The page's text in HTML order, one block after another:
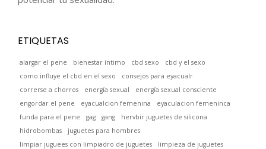
ETIQUETAS
alargar el pene bienestar íntimo cbd sexo
cbd y el sexo
como influye el cbd en el sexo
consejos para eyacualr
correrse a chorros
energía sexual
energía sexual consciente
engordar el pene
eyacualcion femenina
eyaculacion femeninca
funda para el pene
gag gang
hervbir juguetes de silicona
hidrobombas
juguetes para hombres
limpiar juguees con limpiadro de juguetes
limpieza de juguetes